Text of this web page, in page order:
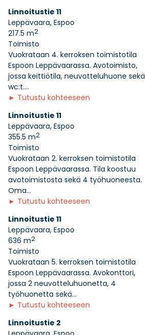
Linnoitustie 11
Leppävaara, Espoo
217.5 m2
Toimisto
Vuokrataan 4. kerroksen toimistotila
Espoon Leppävaarassa. Avotoimisto,
jossa keittiötila, neuvotteluhuone sekä
wc:t....
► Tutustu kohteeseen
Linnoitustie 11
Leppävaara, Espoo
355.5 m2
Toimisto
Vuokrataan 2. kerroksen toimistotila
Espoon Leppävaarassa. Tila koostuu
avotoimistosta sekä 4 työhuoneesta.
Oma...
► Tutustu kohteeseen
Linnoitustie 11
Leppävaara, Espoo
636 m2
Toimisto
Vuokrataan 5. kerroksen toimistotila
Espoon Leppävaarassa. Avokonttori,
jossa 2 neuvotteluhuonetta, 4
työhuonetta sekä...
► Tutustu kohteeseen
Linnoitustie 2